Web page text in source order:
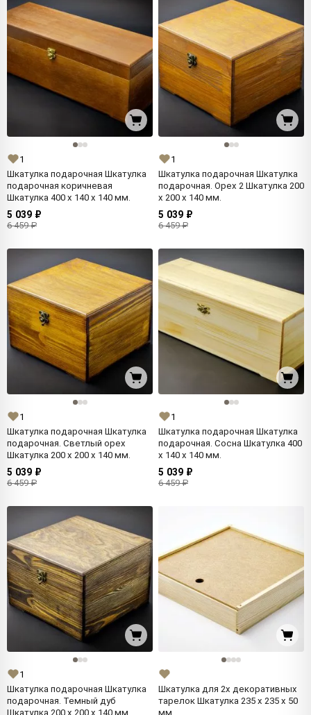
1
Шкатулка подарочная Шкатулка
подарочная коричневая
Шкатулка 400 x 140 x 140 мм.
5 039 ₽
6 459 ₽
1
Шкатулка подарочная Шкатулка
подарочная. Орех 2 Шкатулка 200
x 200 x 140 мм.
5 039 ₽
6 459 ₽
1
Шкатулка подарочная Шкатулка
подарочная. Светлый орех
Шкатулка 200 x 200 x 140 мм.
5 039 ₽
6 459 ₽
1
Шкатулка подарочная Шкатулка
подарочная. Сосна Шкатулка 400
x 140 x 140 мм.
5 039 ₽
6 459 ₽
1
Шкатулка подарочная Шкатулка
подарочная. Темный дуб
Шкатулка 200 x 200 x 140 мм.
Шкатулка для 2х декоративных
тарелок Шкатулка 235 x 235 x 50
мм.